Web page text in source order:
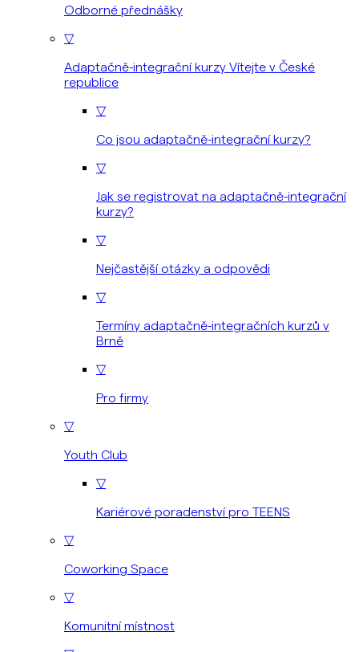
Odborné přednášky
▽
Adaptačně-integrační kurzy Vítejte v České
republice
▽
Co jsou adaptačně-integrační kurzy?
▽
Jak se registrovat na adaptačně-integrační
kurzy?
▽
Nejčastější otázky a odpovědi
▽
Termíny adaptačně-integračních kurzů v
Brně
▽
Pro firmy
▽
Youth Club
▽
Kariérové poradenství pro TEENS
▽
Coworking Space
▽
Komunitní místnost